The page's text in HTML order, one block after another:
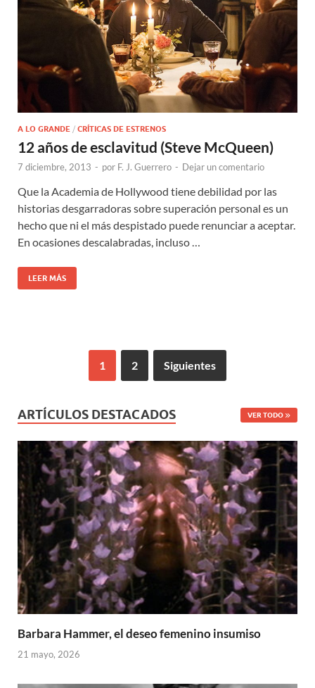
A LO GRANDE / CRÍTICAS DE ESTRENOS
12 años de esclavitud (Steve McQueen)
7 diciembre, 2013 - por F. J. Guerrero - Dejar un comentario
Que la Academia de Hollywood tiene debilidad por las
historias desgarradoras sobre superación personal es un
hecho que ni el más despistado puede renunciar a aceptar.
En ocasiones descalabradas, incluso …
LEER MÁS
1 2 Siguientes
ARTÍCULOS DESTACADOS VER TODO
Barbara Hammer, el deseo femenino insumiso
21 mayo, 2026